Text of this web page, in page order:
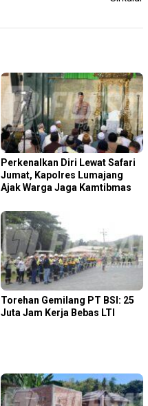
Perkenalkan Diri Lewat Safari
Jumat, Kapolres Lumajang
Ajak Warga Jaga Kamtibmas
Torehan Gemilang PT BSI: 25
Juta Jam Kerja Bebas LTI